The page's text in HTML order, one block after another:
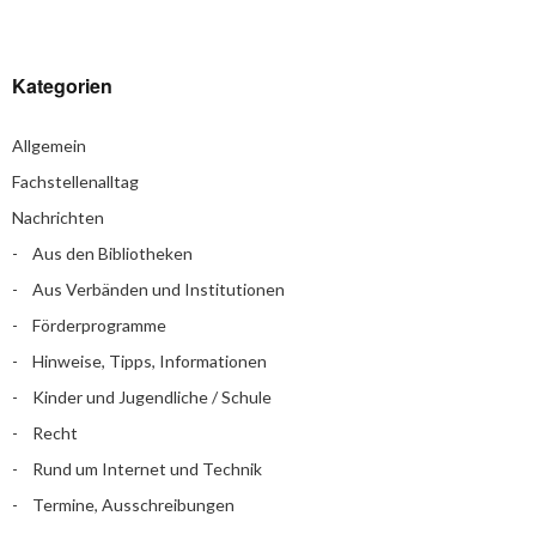
Kategorien
Allgemein
Fachstellenalltag
Nachrichten
Aus den Bibliotheken
Aus Verbänden und Institutionen
Förderprogramme
Hinweise, Tipps, Informationen
Kinder und Jugendliche / Schule
Recht
Rund um Internet und Technik
Termine, Ausschreibungen